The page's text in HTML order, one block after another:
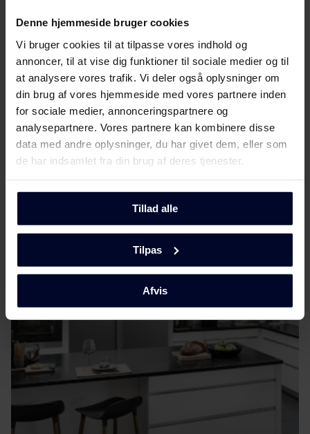
Denne hjemmeside bruger cookies
Vi bruger cookies til at tilpasse vores indhold og
annoncer, til at vise dig funktioner til sociale medier og til
at analysere vores trafik. Vi deler også oplysninger om
din brug af vores hjemmeside med vores partnere inden
for sociale medier, annonceringspartnere og
analysepartnere. Vores partnere kan kombinere disse
data med andre oplysninger, du har givet dem, eller som
de har indsamlet fra din brug af deres tjenester.
Tillad alle
Tilpas
Afvis
Produktinformation
(DK,EN,FI,SV,NO)
Download
Brugervejledning
Betjeningsvejledninger
Produktbillede KF 3295-93/1
Produktbillede KF 3295-
93/1
Download
Produktbillede KF 3295-
93/1
Hent alt (5) Hent udvalgt
Vis mere
MødGRAM